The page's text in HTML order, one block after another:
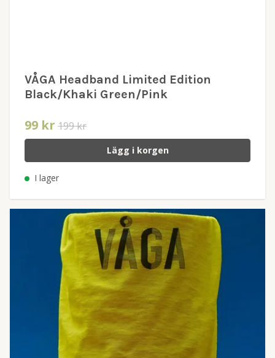
VÅGA Headband Limited Edition
Black/Khaki Green/Pink
99 kr 199 kr
Lägg i korgen
I lager